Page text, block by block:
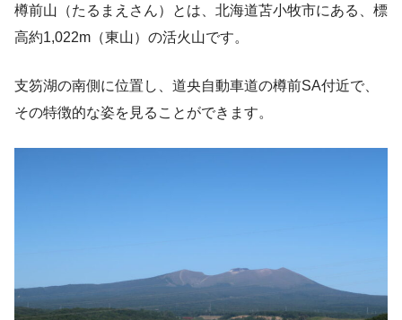
樽前山（たるまえさん）とは、北海道苫小牧市にある、標
高約1,022m（東山）の活火山です。
支笏湖の南側に位置し、道央自動車道の樽前SA付近で、
その特徴的な姿を見ることができます。